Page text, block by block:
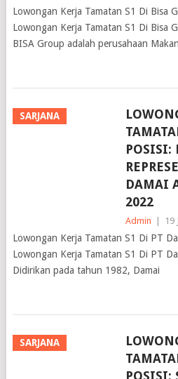
Lowongan Kerja Tamatan S1 Di Bisa
Lowongan Kerja Tamatan S1 Di Bisa
BISA Group adalah perusahaan
SARJANA
POSISI:
DAMAI
2022
Admin 19
Lowongan Kerja Tamatan S1 Di PT
Lowongan Kerja Tamatan S1 Di PT
Didirikan pada tahun 1982, Damai
SARJANA
POSISI: